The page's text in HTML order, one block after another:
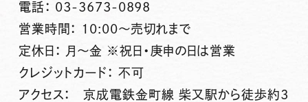
電話： 03-3673-0898
営業時間： 10:00～売切れまで
定休日： 月～金 ※祝日・庚申の日は営業
クレジットカード： 不可
アクセス： 京成電鉄金町線 柴又駅から徒歩約3